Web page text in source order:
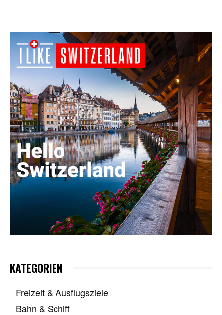
KATEGORIEN
Freizeit & Ausflugsziele
Bahn & Schiff